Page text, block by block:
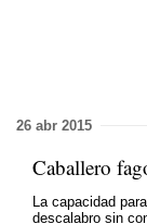
26 abr 2015
Caballero
La capacidad
descalabro sin